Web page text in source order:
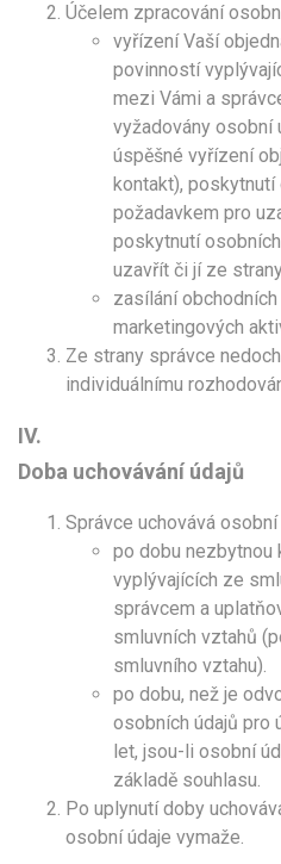
Účelem zpracování
vyřízení Vaší
povinností
mezi Vámi a
vyžadovány osobní
úspěšné vyřízení
kontakt), poskytnutí
požadavkem pro
poskytnutí
uzavřít či jí ze
zasílání
marketingových
Ze strany správce
individuálnímu
IV.
Doba uchovávání údajů
Správce uchovává osobní
po dobu nezbytnou
vyplývajících ze
správcem a
smluvních vztahů
smluvního vztahu).
po dobu, než je
osobních údajů pro
let, jsou-li osobní
základě souhlasu.
Po uplynutí doby
osobní údaje vymaže.